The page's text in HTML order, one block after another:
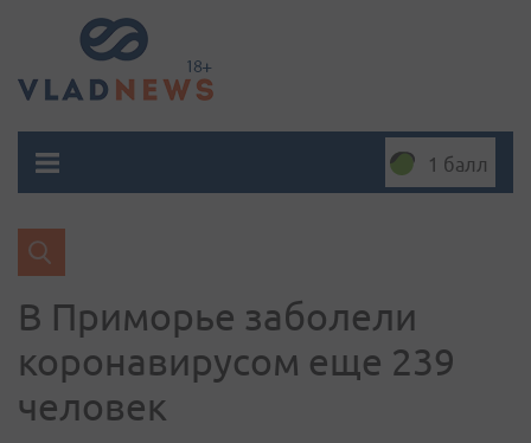
1 балл
В Приморье заболели
коронавирусом еще 239
человек